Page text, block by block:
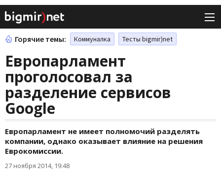
Горячие темы: Коммуналка Тесты bigmir)net
Европарламент
проголосовал за
разделение сервисов
Google
Европарламент не имеет полномочий разделять
компании, однако оказывает влияние на решения
Еврокомиссии.
27 ноября 2014, 19:48